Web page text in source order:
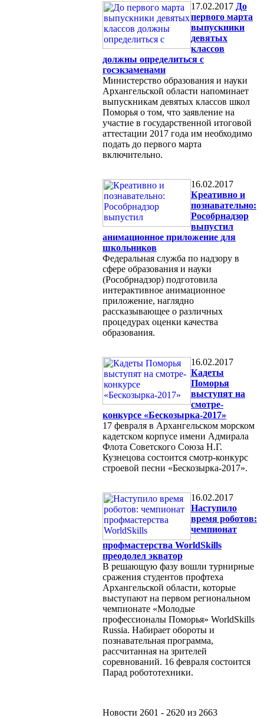
17.02.2017 До
первого марта
выпускники
девятых
классов
должны определиться с
госэкзаменами
Министерство образования и науки
Архангельской области напоминает
выпускникам девятых классов школ
Поморья о том, что заявление на
участие в государственной итоговой
аттестации 2017 года им необходимо
подать до первого марта
включительно.
16.02.2017
Креативно и
познавательно:
Рособрнадзор
выпустил
анимационное приложение для
школьников
Федеральная служба по надзору в
сфере образования и науки
(Рособрнадзор) подготовила
интерактивное анимационное
приложение, наглядно
рассказывающее о различных
процедурах оценки качества
образования.
16.02.2017
Кадеты
Поморья
выступят на
смотре-
конкурсе «Бескозырка-2017»
17 февраля в Архангельском морском
кадетском корпусе имени Адмирала
Флота Советского Союза Н.Г.
Кузнецова состоится смотр-конкурс
строевой песни «Бескозырка-2017».
16.02.2017
Наступило
время роботов:
чемпионат
профмастерства WorldSkills
преодолел экватор
В решающую фазу вошли турнирные
сражения студентов профтеха
Архангельской области, которые
выступают на первом региональном
чемпионате «Молодые
профессионалы Поморья» WorldSkills
Russia. Набирает обороты и
познавательная программа,
рассчитанная на зрителей
соревнований. 16 февраля состоится
Парад робототехники.
Новости 2601 - 2620 из 2663